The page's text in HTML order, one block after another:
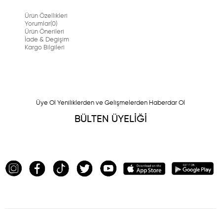
Ürün Özellikleri
Yorumlar(0)
Ürün Önerileri
İade & Degişim
Kargo Bilgileri
Üye Ol Yeniliklerden ve Gelişmelerden Haberdar Ol
BÜLTEN ÜYELİĞİ